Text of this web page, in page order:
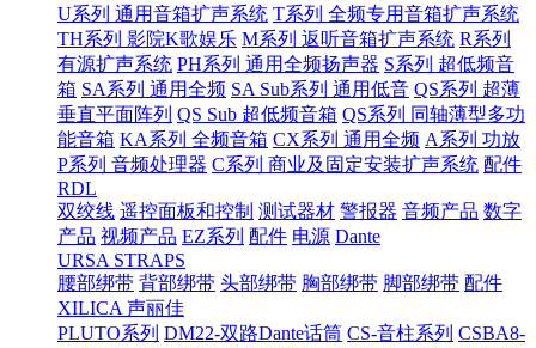
U系列 通用音箱扩声系统 T系列 全频专用音箱扩声系统
TH系列 影院K歌娱乐 M系列 返听音箱扩声系统 R系列
有源扩声系统 PH系列 通用全频扬声器 S系列 超低频音
箱 SA系列 通用全频 SA Sub系列 通用低音 QS系列 超薄
垂直平面阵列 QS Sub 超低频音箱 QS系列 同轴薄型多功
能音箱 KA系列 全频音箱 CX系列 通用全频 A系列 功放
P系列 音频处理器 C系列 商业及固定安装扩声系统 配件
RDL
双绞线 遥控面板和控制 测试器材 警报器 音频产品 数字
产品 视频产品 EZ系列 配件 电源 Dante
URSA STRAPS
腰部绑带 背部绑带 头部绑带 胸部绑带 脚部绑带 配件
XILICA 声丽佳
PLUTO系列 DM22-双路Dante话筒 CS-音柱系列 CSBA8-